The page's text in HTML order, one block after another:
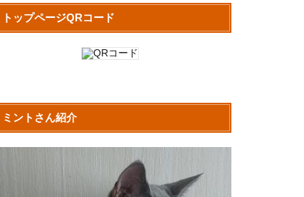
トップページQRコード
ミントさん紹介